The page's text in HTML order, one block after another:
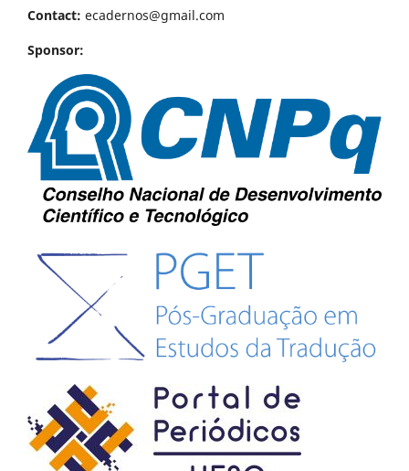
Contact: ecadernos@gmail.com
Sponsor: